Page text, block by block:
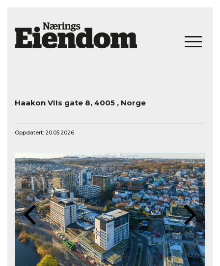
Haakon VIIs gate 8, 4005 , Norge
Oppdatert: 20.05.2026